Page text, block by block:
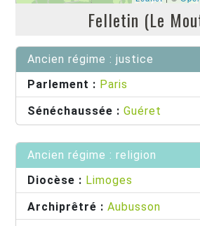
Felletin (Le
Ancien régime : justice
Parlement : Paris
Sénéchaussée : Guéret
Ancien régime : religion
Diocèse : Limoges
Archiprêtré : Aubusson